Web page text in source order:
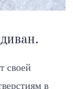
своей
в